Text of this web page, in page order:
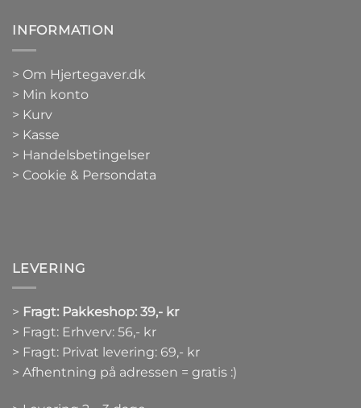
INFORMATION
> Om Hjertegaver.dk
> Min konto
> Kurv
> Kasse
> Handelsbetingelser
> Cookie & Persondata
LEVERING
> Fragt: Pakkeshop: 39,- kr
> Fragt: Erhverv: 56,- kr
> Fragt: Privat levering: 69,- kr
> Afhentning på adressen = gratis :)